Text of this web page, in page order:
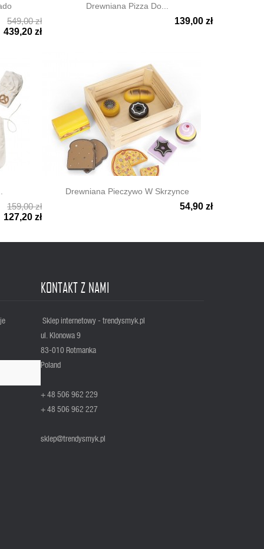
549,00 zł
439,20 zł
Drewniana Pizza Do...
139,00 zł
159,00 zł
127,20 zł
Drewniana Pieczywo W Skrzynce
54,90 zł
KONTAKT Z NAMI
Sklep internetowy - trendysmyk.pl
ul. Klonowa 9
83-010 Rotmanka
Poland
+ 48 506 962 229
+ 48 506 962 227
sklep@trendysmyk.pl